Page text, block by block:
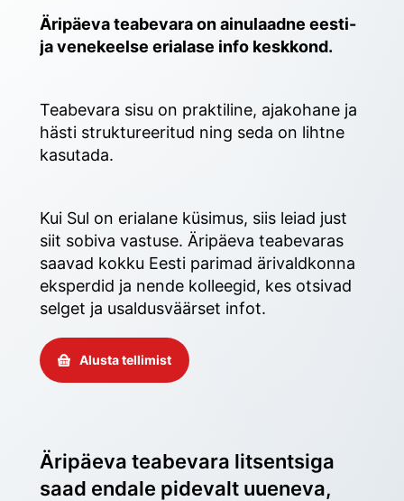
Äripäeva teabevara on ainulaadne eesti-
ja venekeelse erialase info keskkond.
Teabevara sisu on praktiline, ajakohane ja
hästi struktureeritud ning seda on lihtne
kasutada.
Kui Sul on erialane küsimus, siis leiad just
siit sobiva vastuse. Äripäeva teabevaras
saavad kokku Eesti parimad ärivaldkonna
eksperdid ja nende kolleegid, kes otsivad
selget ja usaldusväärset infot.
Alusta tellimist
Äripäeva teabevara litsentsiga
saad endale pidevalt uueneva,